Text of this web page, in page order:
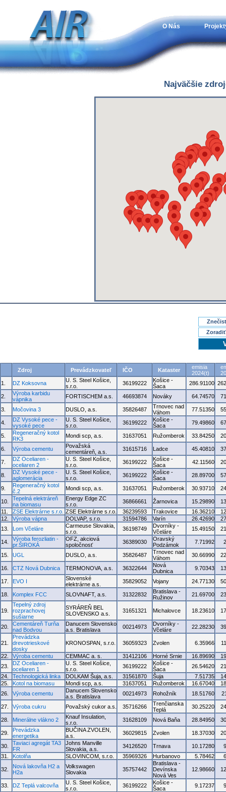
O Nás
Najväčšie
Zdroj Prevádzkovateľ IČO Kataster
emisia
2024(t)
1.
DZ Koksovna
U. S. Steel Košice,
s.r.o.
36199222
Košice -
Šaca
286.91100
2.
Výroba karbidu
vápnika
FORTISCHEM a.s. 46693874 Nováky 64.74570
3. Močovina 3 DUSLO, a.s. 35826487
Trnovec nad
Váhom
77.51350
4.
DZ Vysoké pece -
vysoké pece
U. S. Steel Košice,
s.r.o.
36199222
Košice -
Šaca
79.49860
5.
Regeneračný kotol
RK3
Mondi scp, a.s. 31637051 Ružomberok 33.84250
6. Výroba cementu
Považská
cementáreň, a.s.
31615716 Ladce 45.40810
7.
DZ Oceliaren -
oceliaren 2
U. S. Steel Košice,
s.r.o.
36199222
Košice -
Šaca
42.11560
8.
DZ Vysoké pece -
aglomerácia
U. S. Steel Košice,
s.r.o.
36199222
Košice -
Šaca
28.89700
9.
Regeneračný kotol
č.2
Mondi scp, a.s. 31637051 Ružomberok 30.93710
10.
Tepelná elektráreň
na biomasu
Energy Edge ZC
s.r.o.
36866661 Žarnovica 15.29890
11.
ZSE Elektrárne s.r.o. ZSE Elektrárne s.r.o. 36239593 Trakovice 16.36210
12.
Výroba vápna DOLVAP, s.r.o. 31594786 Varín 26.42690
13.
Lom Včeláre
Carmeuse Slovakia,
s.r.o.
36198749
Dvorníky -
Včeláre
15.49150
14.
Výroba ferozliatin -
pr.ŠIROKÁ
OFZ, akciová
spoločnosť
36389030
Oravský
Podzámok
7.71992
15. UGL DUSLO, a.s. 35826487
Trnovec nad
Váhom
30.66990
16. CTZ Nová Dubnica TERMONOVA, a.s. 36322644
Nová
Dubnica
9.70343
17. EVO I
Slovenské
elektrárne a.s.
35829052 Vojany 24.77130
18. Komplex FCC SLOVNAFT, a.s. 31322832
Bratislava -
Ružinov
21.69700
19.
Tepelný zdroj
rozprachovej
sušiarne
SYRÁREŇ BEL
SLOVENSKO a.s.
31651321 Michalovce 18.23610
20.
Cementáreň Turňa
nad Bodvou
Danucem Slovensko
a.s. Bratislava
00214973
Dvorníky -
Včeláre
22.28230
21.
Prevádzka
drevotrieskové
dosky
KRONOSPAN, s.r.o. 36059323 Zvolen 6.35966
22. Výroba cementu CEMMAC a. s. 31412106 Horné Srnie 16.89690
23.
DZ Oceliaren -
oceliaren 1
U. S. Steel Košice,
s.r.o.
36199222
Košice -
Šaca
26.54620
24.
Technologická linka DOLKAM Šuja, a.s. 31561870 Šuja 7.51735
25.
Kotol na biomasu Mondi scp, a.s. 31637051 Ružomberok 16.67040
26.
Výroba cementu
Danucem Slovensko
a.s. Bratislava
00214973 Rohožník 18.51760
27. Výroba cukru Považský cukor a.s. 35716266
Trenčianska
Teplá
30.25220
28. Minerálne vlákno 2
Knauf Insulation,
s.r.o.
31628109 Nová Baňa 28.84950
29.
Prevádzka
energetika
BUČINA ZVOLEN,
a.s.
36029815 Zvolen 18.37030
30.
Taviaci agregát TA3
FR
Johns Manville
Slovakia, a.s.
34126520 Trnava 10.17280
31.
Kotolňa SLOVINCOM, s.r.o. 35969326 Hurbanovo 5.78462
32.
Nová lakovňa H2 a
H2a
Volkswagen
Slovakia
35757442
Bratislava -
Devínska
Nová Ves
12.98660
33. DZ Teplá valcovňa
U. S. Steel Košice,
s.r.o.
36199222
Košice -
Šaca
9.17237